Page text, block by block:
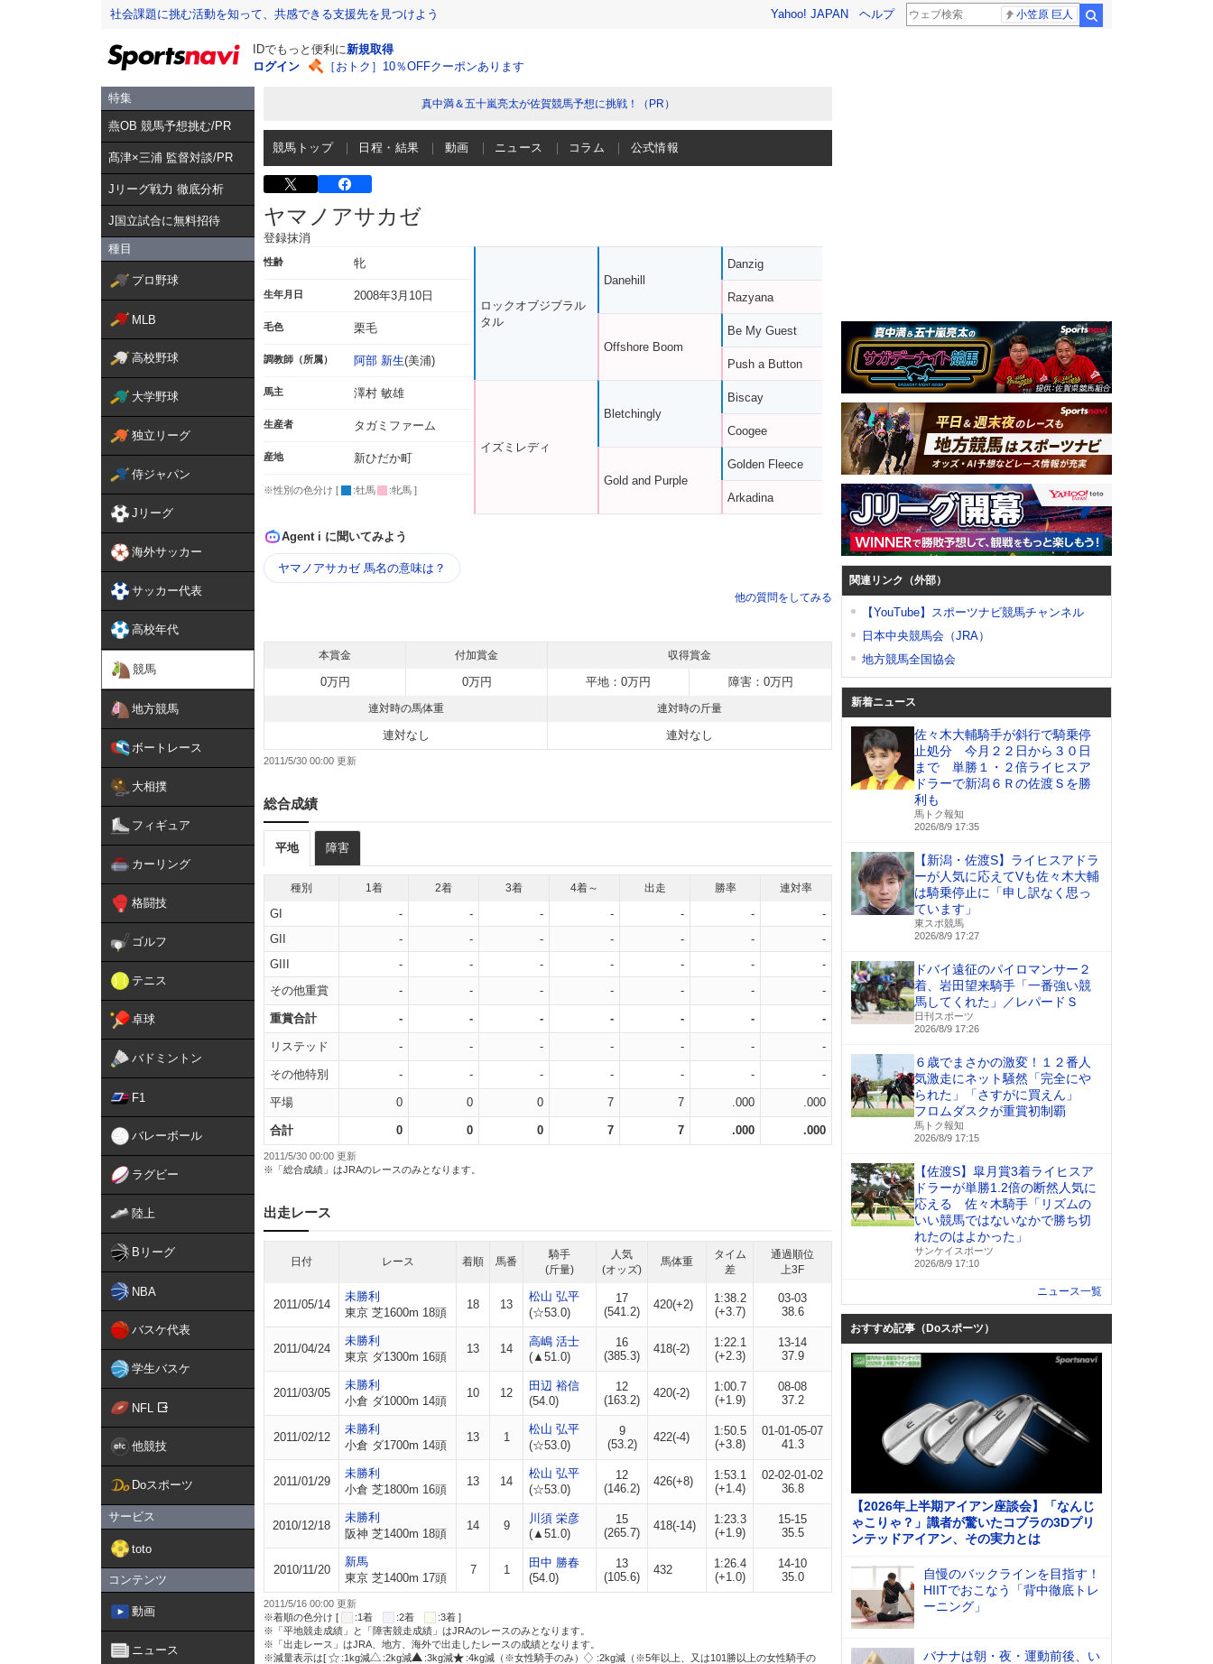
社会課題に挑む活動を知って、共感できる支援先を見つけよう Yahoo! JAPAN ヘルプ 小笠原 巨人
IDでもっと便利に新規取得
ログイン
［おトク］10％OFFクーポンあります
特集
燕OB 競馬予想挑む/PR
髙津×三浦 監督対談/PR
Jリーグ戦力 徹底分析
J国立試合に無料招待
種目
プロ野球
MLB
高校野球
大学野球
独立リーグ
侍ジャパン
Jリーグ
海外サッカー
サッカー代表
高校年代
競馬
地方競馬
ボートレース
大相撲
フィギュア
カーリング
格闘技
ゴルフ
テニス
卓球
バドミントン
F1
バレーボール
ラグビー
陸上
Bリーグ
NBA
バスケ代表
学生バスケ
NFL
他競技
Doスポーツ
サービス
toto
コンテンツ
動画
ニュース
真中満＆五十嵐亮太が佐賀競馬予想に挑戦！（PR）
競馬トップ 日程・結果 動画 ニュース コラム 公式情報
ヤマノアサカゼ
登録抹消
性齢 牝
生年月日 2008年3月10日
毛色 栗毛
調教師（所属） 阿部 新生(美浦)
馬主 澤村 敏雄
生産者 タガミファーム
産地 新ひだか町
※性別の色分け [ :牡馬 :牝馬 ]
ロックオブジブラル
タル
イズミレディ
Danehill
Offshore Boom
Bletchingly
Gold and Purple
Danzig
Razyana
Be My Guest
Push a Button
Biscay
Coogee
Golden Fleece
Arkadina
Agent i に聞いてみよう
ヤマノアサカゼ 馬名の意味は？
他の質問をしてみる
本賞金 付加賞金 収得賞金
0万円 0万円 平地：0万円 障害：0万円
連対時の馬体重 連対時の斤量
連対なし 連対なし
2011/5/30 00:00
総合成績
平地 障害
種別 1着 2着 3着 4着～ 出走 勝率 連対率
GI - - - - - -
-
GII
- - - - - -
-
GIII
- - - - - -
-
その他重賞
- - - - - - -
重賞合計 - - - - - - -
リステッド - - - - - - -
その他特別 - - - - - - -
平場 0 0 0 7 7 .000 .000
合計 0 0 0 7 7 .000 .000
2011/5/30 00:00 更新
※「総合成績」はJRAのレースのみとなります。
出走レース
日付 レース 着順 馬番
騎手
(斤量)
人気
(オッズ)
馬体重
タイム
差
通過順位
上3F
2011/05/14
未勝利
東京 芝1600m 18頭
18 13
松山 弘平
(☆53.0)
17
(541.2)
420(+2)
1:38.2
(+3.7)
03-03
38.6
2011/04/24
未勝利
東京 ダ1300m 16頭
13 14
高嶋 活士
(▲51.0)
16
(385.3)
418(-2)
1:22.1
(+2.3)
13-14
37.9
2011/03/05
未勝利
小倉 ダ1000m 14頭
10 12
田辺 裕信
(54.0)
12
(163.2)
420(-2)
1:00.7
(+1.9)
08-08
37.2
2011/02/12
未勝利
小倉 ダ1700m 14頭
13 1
松山 弘平
(☆53.0)
9
(53.2)
422(-4)
1:50.5
(+3.8)
01-01-05-07
41.3
2011/01/29
未勝利
小倉 芝1800m 16頭
13 14
松山 弘平
(☆53.0)
12
(146.2)
426(+8)
1:53.1
(+1.4)
02-02-01-02
36.8
2010/12/18
未勝利
阪神 芝1400m 18頭
14 9
川須 栄彦
(▲51.0)
15
(265.7)
418(-14)
1:23.3
(+1.9)
15-15
35.5
2010/11/20
新馬
東京 芝1400m 17頭
7 1
田中 勝春
(54.0)
13
(105.6)
432
1:26.4
(+1.0)
14-10
35.0
2011/5/16 00:00 更新
※着順の色分け [
:1着 :2着
:3着 ]
※「平地競走成績」と「障害競走成績」はJRAのレースのみとなります。
※「出走レース」はJRA、地方、海外で出走したレースの成績となります。
※減量表示は[
:1kg減 :2kg減 :3kg減 :4kg減（※女性騎手のみ）
:2kg減（※5年以上、又は101勝以上の女性騎手の
関連リンク（外部）
【YouTube】スポーツナビ競馬チャンネル
日本中央競馬会（JRA）
地方競馬全国協会
新着ニュース
佐々木大輔騎手が斜行で騎乗停
止処分 今月２２日から３０日
まで 単勝１・２倍ライヒスア
ドラーで新潟６Ｒの佐渡Ｓを勝
利も
馬トク報知
2026/8/9 17:35
【新潟・佐渡S】ライヒスアドラ
ーが人気に応えてVも佐々木大輔
は騎乗停止に「申し訳なく思っ
ています」
東スポ競馬
2026/8/9 17:27
ドバイ遠征のパイロマンサー２
着、岩田望来騎手「一番強い競
馬してくれた」／レパードＳ
日刊スポーツ
2026/8/9 17:26
６歳でまさかの激変！１２番人
気激走にネット騒然「完全にや
られた」「さすがに買えん」
フロムダスクが重賞初制覇
馬トク報知
2026/8/9 17:15
【佐渡S】皐月賞3着ライヒスア
ドラーが単勝1.2倍の断然人気に
応える 佐々木騎手「リズムの
いい競馬ではないなかで勝ち切
れたのはよかった」
サンケイスポーツ
2026/8/9 17:10
ニュース一覧
おすすめ記事（Doスポーツ）
【2026年上半期アイアン座談会】「なんじ
ゃこりゃ？」識者が驚いたコブラの3Dプリ
ンテッドアイアン、その実力とは
自慢のバックラインを目指す！
HIITでおこなう「背中徹底トレ
ーニング」
バナナは朝・夜・運動前後、い